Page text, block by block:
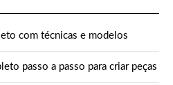
com técnicas e modelos
passo a passo para criar peças